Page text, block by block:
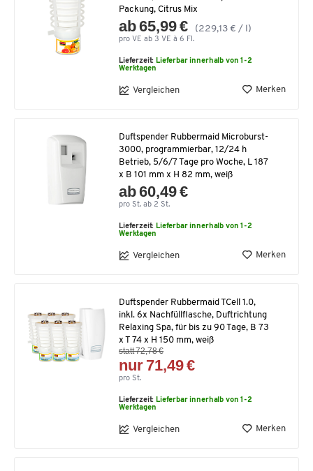
Packung, Citrus Mix
ab 65,99 € (229,13 € / l)
pro VE ab 3 VE à 6 Fl.
Lieferzeit: Lieferbar innerhalb von 1-2
Werktagen
Vergleichen Merken
Duftspender Rubbermaid Microburst-
3000, programmierbar, 12/24 h
Betrieb, 5/6/7 Tage pro Woche, L 187
x B 101 mm x H 82 mm, weiß
ab 60,49 €
pro St. ab 2 St.
Lieferzeit: Lieferbar innerhalb von 1-2
Werktagen
Vergleichen Merken
Duftspender Rubbermaid TCell 1.0,
inkl. 6x Nachfüllflasche, Duftrichtung
Relaxing Spa, für bis zu 90 Tage, B 73
x T 74 x H 150 mm, weiß
statt 72,78 €
nur 71,49 €
pro St.
Lieferzeit: Lieferbar innerhalb von 1-2
Werktagen
Vergleichen Merken